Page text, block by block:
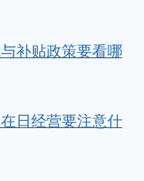
补贴政策要看哪
日经营要注意什